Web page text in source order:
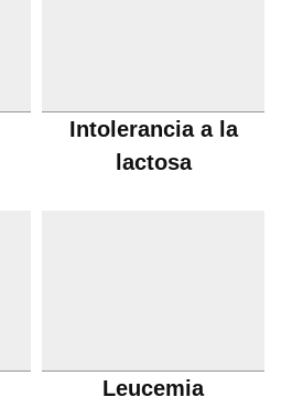
Intolerancia a la
lactosa
Leucemia